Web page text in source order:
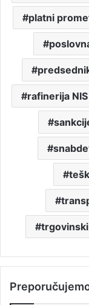
platni
rafinerija NIS